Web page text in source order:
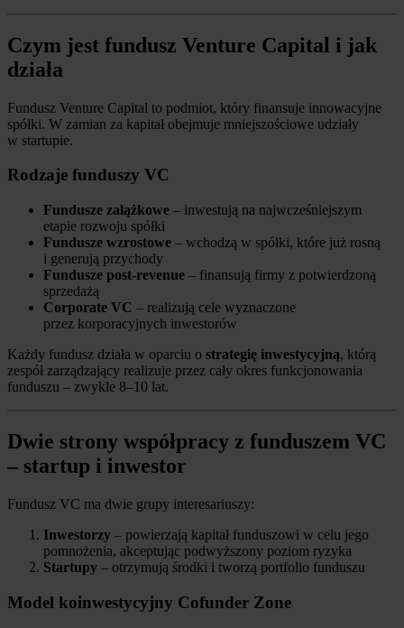
Czym jest fundusz Venture Capital i jak
działa
Fundusz Venture Capital to podmiot, który finansuje innowacyjne
spółki. W zamian za kapitał obejmuje mniejszościowe udziały
w startupie.
Rodzaje funduszy VC
Fundusze zalążkowe – inwestują na najwcześniejszym
etapie rozwoju spółki
Fundusze wzrostowe – wchodzą w spółki, które już rosną
i generują przychody
Fundusze post-revenue – finansują firmy z potwierdzoną
sprzedażą
Corporate VC – realizują cele wyznaczone
przez korporacyjnych inwestorów
Każdy fundusz działa w oparciu o strategię inwestycyjną, którą
zespół zarządzający realizuje przez cały okres funkcjonowania
funduszu – zwykle 8–10 lat.
Dwie strony współpracy z funduszem VC
– startup i inwestor
Fundusz VC ma dwie grupy interesariuszy:
Inwestorzy – powierzają kapitał funduszowi w celu jego
pomnożenia, akceptując podwyższony poziom ryzyka
Startupy – otrzymują środki i tworzą portfolio funduszu
Model koinwestycyjny Cofunder Zone